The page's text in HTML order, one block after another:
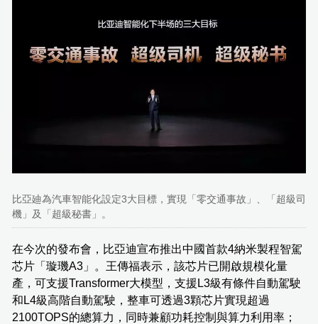
比亞廸為汽車智能化設定3大目標，實現「零交通事故」、「超級司
機」及「超級秘書」。
在今次的發布會，比亞迪宣布推出中國首款4納米製程智駕
芯片「璇璣A3」。王傳福表示，該芯片已開啟規模化量
產，可支援Transformer大模型，支援L3級有條件自動駕駛
和L4級高階自動駕駛，整車可透過3顆芯片實現超過
2100TOPS的總算力，同時兼顧功耗控制與算力利用率；